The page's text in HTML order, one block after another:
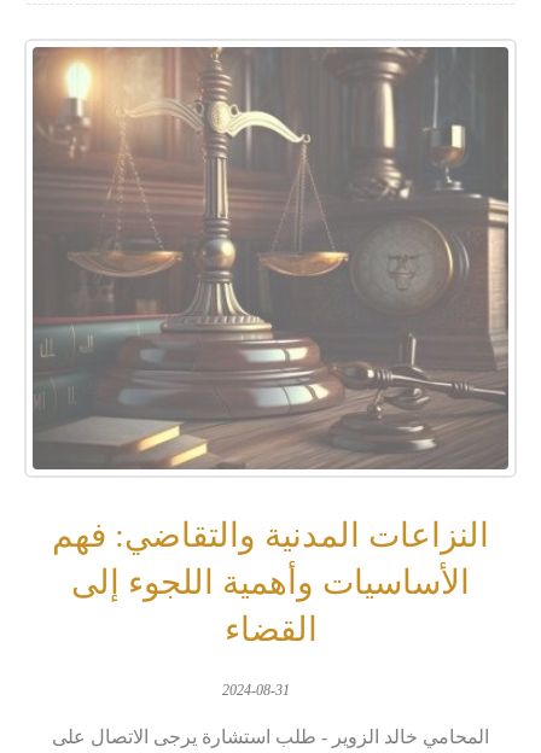
النزاعات المدنية والتقاضي: فهم
الأساسيات وأهمية اللجوء إلى
القضاء
2024-08-31
المحامي خالد الزوير - طلب استشارة يرجى الاتصال على